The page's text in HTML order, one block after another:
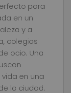
para
en un
y a
colegios
ocio. Una
en una
la ciudad.